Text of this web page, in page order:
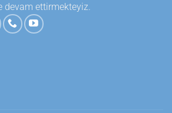
devam ettirmekteyiz.